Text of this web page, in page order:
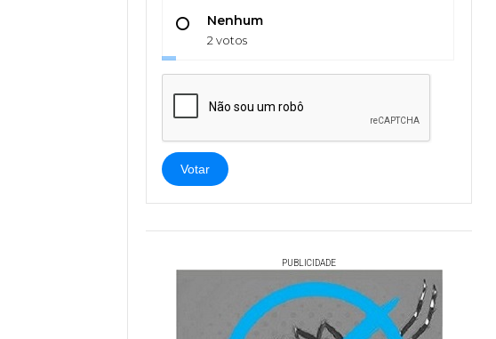
Nenhum
2 votos
Votar
PUBLICIDADE